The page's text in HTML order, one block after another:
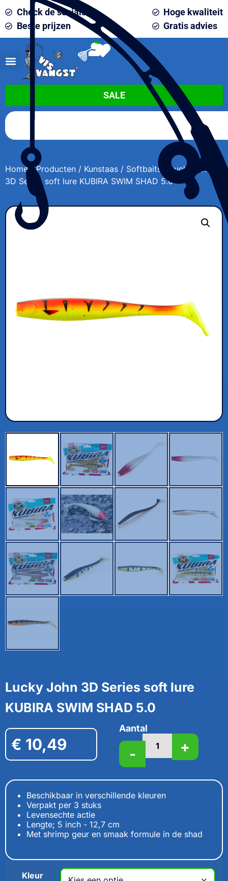
Check de socials
Beste prijzen
Hoge kwaliteit
Gratis advies
0
SALE
Home/Producten / Kunstaas / Softbaits
/ Lucky John
3D Series soft lure KUBIRA SWIM SHAD 5.0
Lucky John 3D Series soft lure
KUBIRA SWIM SHAD 5.0
€ 10,49
Aantal
- +
Beschikbaar in verschillende kleuren
Verpakt per 3 stuks
Levensechte actie
Lengte; 5 inch - 12,7 cm
Met shrimp geur en smaak formule in de shad
Kleur